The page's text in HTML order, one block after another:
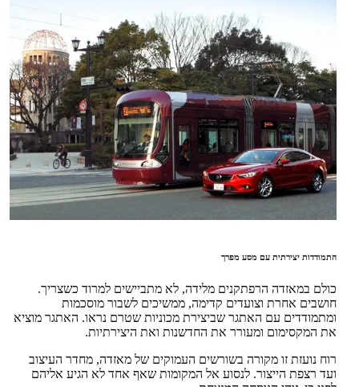
התמודדות יצירתית עם מסע מפרך
כולם במאזדה הרפתקנים מלידה, לא מתביישים למרוד כשצריך.
חושבים אחרת וצועדים קדימה, ממשיכים לשבור מוסכמות
ומתמודדים עם האתגר שביצירת מכוניות שטרם נראו. האתגר מוציא
את המקסימום ומעורר את החדשנות ואת היצירתיות.
רוח נועזת זו מקורה בשורשים העמוקים של מאזדה, מחדר העיצוב
ועד רצפת הייצור. לנסוע אל המקומות שאף אחד לא הגיע אליהם